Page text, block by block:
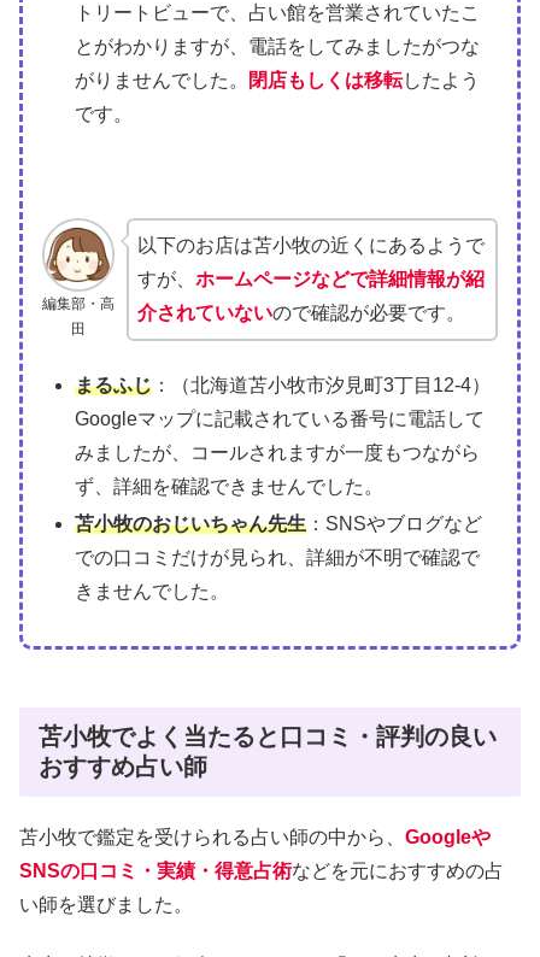
トリートビューで、占い館を営業されていたこ
とがわかりますが、電話をしてみましたがつな
がりませんでした。
閉店もしくは移転したよう
です。
編集部・高
田
以下のお店は苫小牧の近くにあるようで
すが、ホームページなどで詳細情報が紹
介されていないので確認が必要です。
まるふじ ：（北海道苫小牧市汐見町3丁目12-4）
Googleマップに記載されている番号に電話して
みましたが、コールされますが一度もつながら
ず、詳細を確認できませんでした。
苫小牧のおじいちゃん先生 ：SNSやブログなど
での口コミだけが見られ、詳細が不明で確認で
きませんでした。
苫小牧でよく当たると口コミ・評判の良い
おすすめ占い師
苫小牧で鑑定を受けられる占い師の中から、 Googleや
SNSの口コミ・実績・得意占術などを元におすすめの占
い師を選びました。